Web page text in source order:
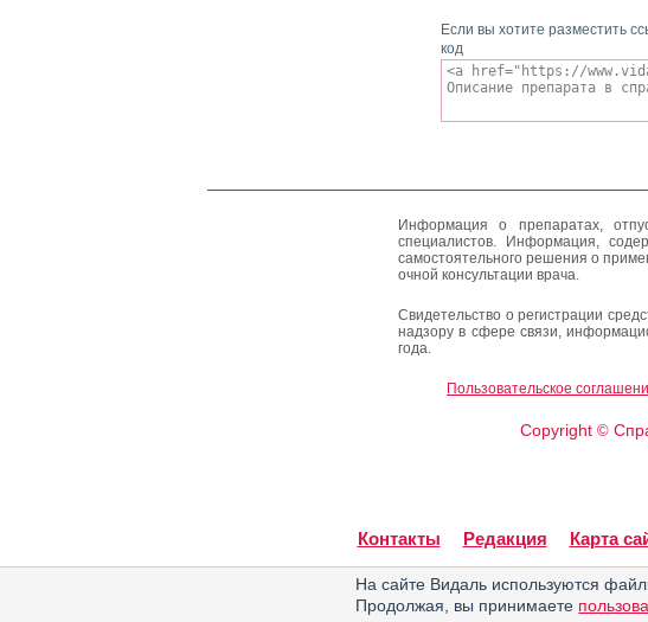
Если вы хотите разместить
код
Информация о препаратах,
специалистов. Информация,
самостоятельного решения о
очной консультации врача.
Свидетельство о регистрации
надзору в сфере связи,
года.
Пользовательское
Copyright ©
Контакты Редакция Карта
На сайте Видаль используются
Продолжая, вы принимаете